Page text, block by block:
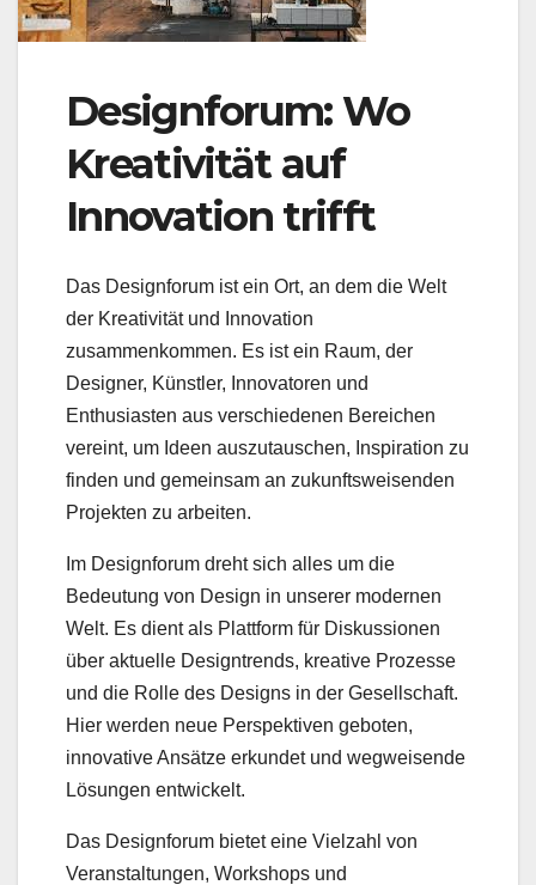
Designforum: Wo
Kreativität auf
Innovation trifft
Das Designforum ist ein Ort, an dem die Welt
der Kreativität und Innovation
zusammenkommen. Es ist ein Raum, der
Designer, Künstler, Innovatoren und
Enthusiasten aus verschiedenen Bereichen
vereint, um Ideen auszutauschen, Inspiration zu
finden und gemeinsam an zukunftsweisenden
Projekten zu arbeiten.
Im Designforum dreht sich alles um die
Bedeutung von Design in unserer modernen
Welt. Es dient als Plattform für Diskussionen
über aktuelle Designtrends, kreative Prozesse
und die Rolle des Designs in der Gesellschaft.
Hier werden neue Perspektiven geboten,
innovative Ansätze erkundet und wegweisende
Lösungen entwickelt.
Das Designforum bietet eine Vielzahl von
Veranstaltungen, Workshops und